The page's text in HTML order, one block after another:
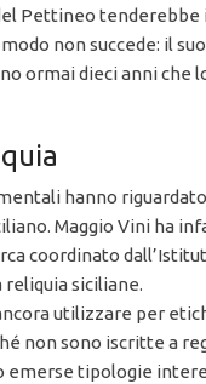
Pettineo tenderebbe
non succede: il
ormai dieci anni che
hanno
Maggio Vini ha
coordinato
siciliane.
utilizzare per
non sono iscritte a
emerse tipologie